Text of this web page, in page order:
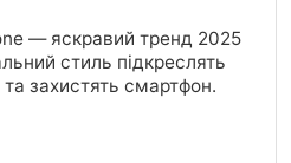
— яскравий тренд 2025
стиль підкреслять
захистять смартфон.